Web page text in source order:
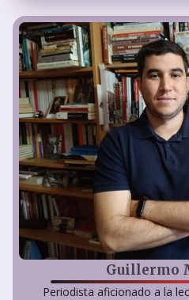
Guillermo
Periodista aficionado a la